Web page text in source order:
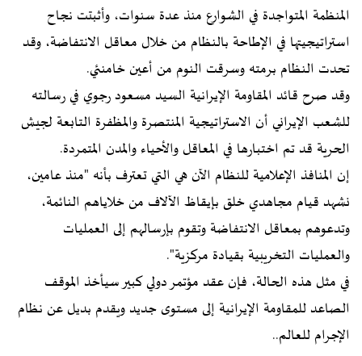
المنظمة المتواجدة في الشوارع منذ عدة سنوات، وأثبتت نجاح
استراتيجيتها في الإطاحة بالنظام من خلال معاقل الانتفاضة، وقد
تحدت النظام برمته وسرقت النوم من أعين خامنئي.
وقد صرح قائد المقاومة الإيرانية السيد مسعود رجوي في رسالته
للشعب الإيراني أن الاستراتيجية المنتصرة والمظفرة التابعة لجيش
الحرية قد تم اختبارها في المعاقل والأحياء والمدن المتمردة.
إن المنافذ الإعلامية للنظام الآن هي التي تعترف بأنه "منذ عامين،
نشهد قيام مجاهدي خلق بإيقاظ الآلاف من خلاياهم النائمة،
وتدعوهم بمعاقل الانتفاضة وتقوم بإرسالهم إلى العمليات
والعمليات التخريبية بقيادة مركزية".
في مثل هذه الحالة، فإن عقد مؤتمر دولي كبير سيأخذ الموقف
الصاعد للمقاومة الإيرانية إلى مستوى جديد ويقدم بديل عن نظام
الإجرام للعالم..